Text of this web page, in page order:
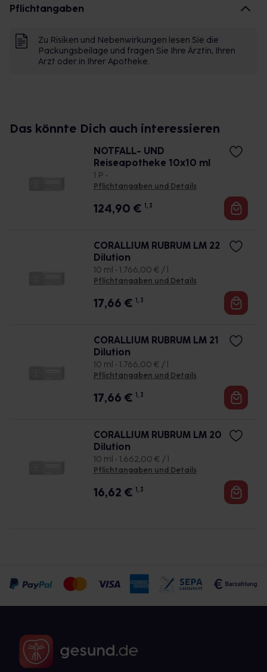
Pflichtangaben
Zu Risiken und Nebenwirkungen lesen Sie die
Packungsbeilage und fragen Sie Ihre Ärztin, Ihren
Arzt oder in Ihrer Apotheke.
Das könnte Dich auch interessieren
NOTFALL- UND
Reiseapotheke 10x10 ml
1 P •
Pflichtangaben und Details
124,90 € 1, 3
CORALLIUM RUBRUM LM 22
Dilution
10 ml • 1.766,00 € / l
Pflichtangaben und Details
17,66 € 1, 3
CORALLIUM RUBRUM LM 21
Dilution
10 ml • 1.766,00 € / l
Pflichtangaben und Details
17,66 € 1, 3
CORALLIUM RUBRUM LM 20
Dilution
10 ml • 1.662,00 € / l
Pflichtangaben und Details
16,62 € 1, 3